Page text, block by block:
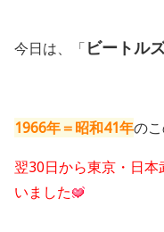
今日は、「ビートル
1966年＝昭和41年の
翌30日から東京・日
いました